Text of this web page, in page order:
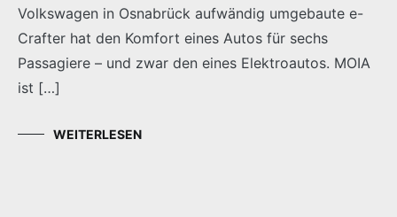
Volkswagen in Osnabrück aufwändig umgebaute e-
Crafter hat den Komfort eines Autos für sechs
Passagiere – und zwar den eines Elektroautos. MOIA
ist […]
WEITERLESEN